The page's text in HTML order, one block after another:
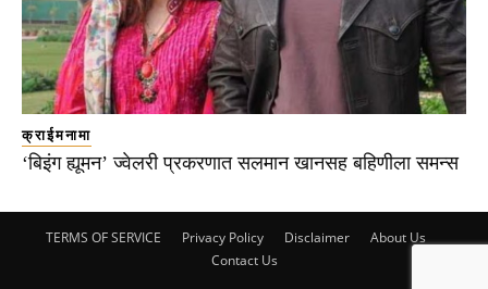
क्राईमनामा
‘बिइंग ह्यूमन’ ज्वेलरी प्रकरणात सलमान खानसह बहिणीला समन्स
TERMS OF SERVICE Privacy Policy Disclaimer
About Us
Contact Us